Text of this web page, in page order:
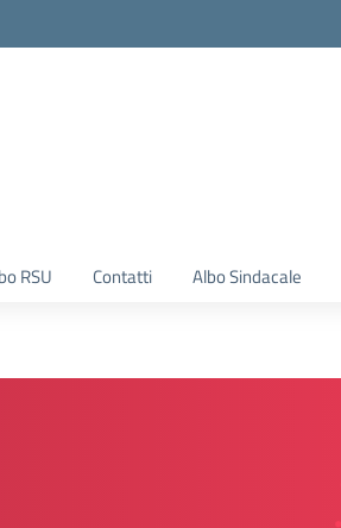
RSU Contatti Albo Sindacale